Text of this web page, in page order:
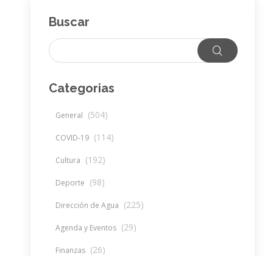
Buscar
Categorias
General (504)
COVID-19 (114)
Cultura (192)
Deporte (98)
Dirección de Agua (225)
Agenda y Eventos (29)
Finanzas (26)